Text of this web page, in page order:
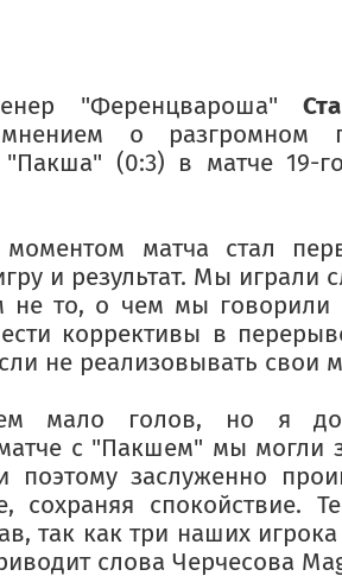
"Ференцвароша"
о разгромном
(0:3) в матче 19-
матча стал
и результат. Мы играли
не то, о чем мы
коррективы в
не реализовывать свои
мало голов, но я
с "Пакшем" мы могли
поэтому заслуженно
сохраняя спокойствие.
так как три наших
слова Черчесова